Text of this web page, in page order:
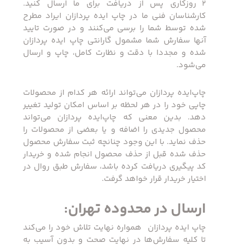
2 روزکاری پس از دریافت برای ما ارسال کنید.
کارشناسان فنی ما در چاپ ایده پردازان ایراد مطرح
شده توسط شما را برسی‌ می‌کنند و در صورت تایید
آنها سفارش شما مشمول گارانتی چاپ ایده پردازان
شده و مجددا با دقت و نظارت کامل، چاپ و ارسال
می‌شود.
چاپ‌ایده پردازان می‌تواند ارائه هر کدام از محصولات
چاپی خود را در هر لحظه بر اساس امکان تولید تغییر
دهد. بدین معنی که چاپ‌ایده پردازان می‌تواند
محصول جدیدی را اضافه و یا بعضی از محصولات را
حذف نماید. با این وجود چنانچه ثبت سفارش محصول
حذف شده قبل از حذف محصول انجام شده و خریدار
کد پیگیری دریافت کرده باشد، سفارش طبق روال در
اختیار خریدار قرار خواهد گرفت.
ارسال در محدوده تهران:
چاپ ایده پردازان ‏ همواره نهایت تلاش خود را می‏‌کند
تا کلیه سفارش‏‌ها در نهایت صحت و بدون آسیب به